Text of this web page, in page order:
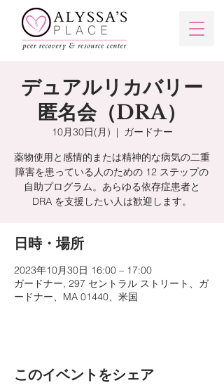
デュアルリカバリー
匿名会（DRA）
10月30日(月)
  |
ガードナー
薬物使用と感情的または精神的な病気の二重
障害を患っている人のための 12 ステップの
自助プログラム。あらゆる依存症患者と
DRA を支援したい人は歓迎します。
日時・場所
2023年10月30日 16:00 – 17:00
ガードナー, 297 セントラル ストリート、ガ
ードナー、MA 01440、米国
このイベントをシェア